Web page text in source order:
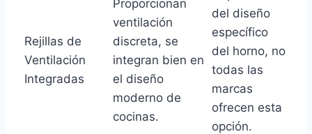
Rejillas de
Ventilación
Integradas
Proporcionan
ventilación
discreta, se
integran bien en
el diseño
moderno de
cocinas.
del diseño
específico
del horno, no
todas las
marcas
ofrecen esta
opción.